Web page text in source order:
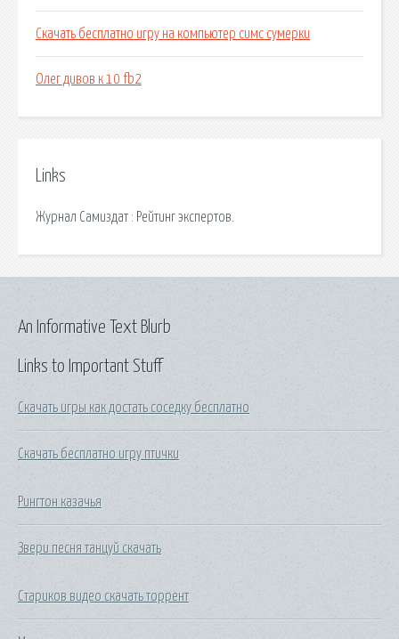
Скачать бесплатно игру на компьютер симс сумерки
Олег дивов к 10 fb2
Links
Журнал Самиздат : Рейтинг экспертов.
Links to Important Stuff
Скачать игры как достать соседку бесплатно
Скачать бесплатно игру птички
Рингтон казачья
Звери песня танцуй скачать
Стариков видео скачать торрент
An Informative Text Blurb